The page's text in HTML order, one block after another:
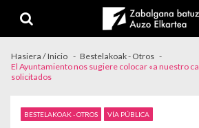
Hasiera / Inicio
Bestelakoak - Otros
El Ayuntamiento nos sugiere colocar «a nuestro
solicitados
BESTELAKOAK - OTROS VÍA PÚBLICA